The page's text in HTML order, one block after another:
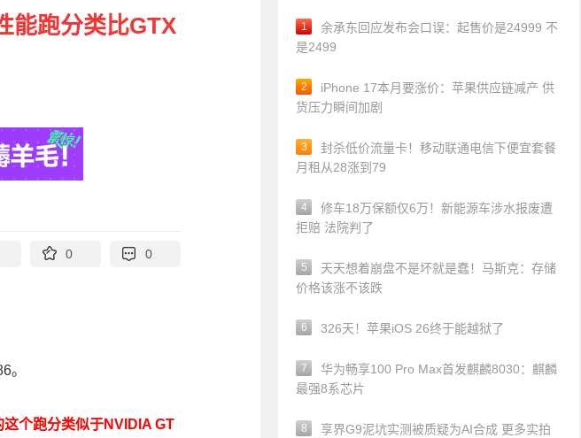
能跑分类比GTX
0 0
。
个跑分类似于NVIDIA GT
1
余承东回应发布会口误：起售价是24999 不
是2499
2
iPhone 17本月要涨价：苹果供应链减产 供
货压力瞬间加剧
3
封杀低价流量卡！移动联通电信下便宜套餐
月租从28涨到79
4
修车18万保额仅6万！新能源车涉水报废遭
拒赔 法院判了
5
天天想着崩盘不是坏就是蠢！马斯克：存储
价格该涨不该跌
6 326天！苹果iOS 26终于能越狱了
7
华为畅享100 Pro Max首发麒麟8030：麒麟
最强8系芯片
8
享界G9泥坑实测被质疑为AI合成 更多实拍